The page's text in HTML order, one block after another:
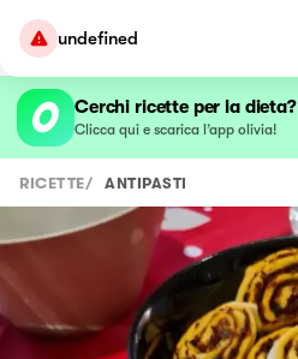
undefined
Cerchi ricette per la dieta?
Clicca qui e scarica l’app olivia!
RICETTE/ ANTIPASTI